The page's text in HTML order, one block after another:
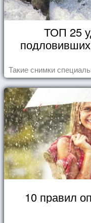
ТОП 25
Такие снимки
10 правил